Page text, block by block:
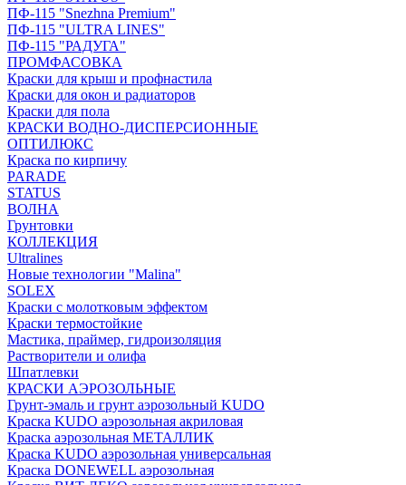
ПФ-115 "Snezhna Premium"
ПФ-115 "ULTRA LINES"
ПФ-115 "РАДУГА"
ПРОМФАСОВКА
Краски для крыш и профнастила
Краски для окон и радиаторов
Краски для пола
КРАСКИ ВОДНО-ДИСПЕРСИОННЫЕ
ОПТИЛЮКС
Краска по кирпичу
PARADE
STATUS
ВОЛНА
Грунтовки
КОЛЛЕКЦИЯ
Ultralines
Новые технологии "Malina"
SOLEX
Краски с молотковым эффектом
Краски термостойкие
Мастика, праймер, гидроизоляция
Растворители и олифа
Шпатлевки
КРАСКИ АЭРОЗОЛЬНЫЕ
Грунт-эмаль и грунт аэрозольный KUDO
Краска KUDO аэрозольная акриловая
Краска аэрозольная МЕТАЛЛИК
Краска KUDO аэрозольная универсальная
Краска DONEWELL аэрозольная